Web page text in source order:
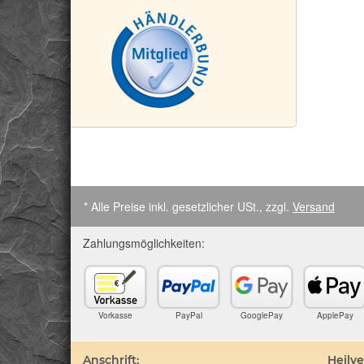
* Alle Preise inkl. gesetzlicher USt., zzgl. Versand
Zahlungsmöglichkeiten:
Vorkasse PayPal GooglePay ApplePay
Anschrift: